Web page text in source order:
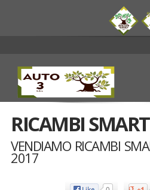
RICAMBI
VENDIAMO RICAMBI
2017